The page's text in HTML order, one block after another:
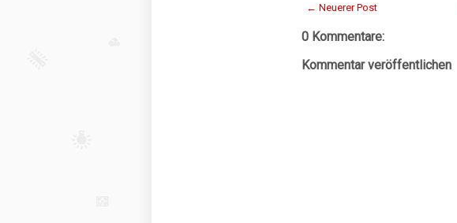
← Neuerer Post
0 Kommentare:
Kommentar veröffentlichen